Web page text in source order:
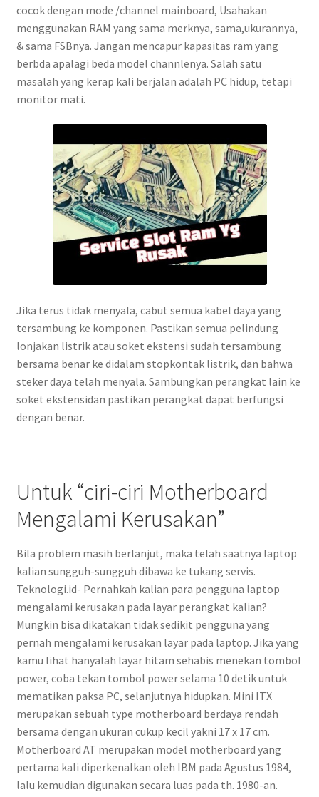
cocok dengan mode /channel mainboard, Usahakan
menggunakan RAM yang sama merknya, sama,ukurannya,
& sama FSBnya. Jangan mencapur kapasitas ram yang
berbda apalagi beda model channlenya. Salah satu
masalah yang kerap kali berjalan adalah PC hidup, tetapi
monitor mati.
Jika terus tidak menyala, cabut semua kabel daya yang
tersambung ke komponen. Pastikan semua pelindung
lonjakan listrik atau soket ekstensi sudah tersambung
bersama benar ke didalam stopkontak listrik, dan bahwa
steker daya telah menyala. Sambungkan perangkat lain ke
soket ekstensidan pastikan perangkat dapat berfungsi
dengan benar.
Untuk “ciri-ciri Motherboard
Mengalami Kerusakan”
Bila problem masih berlanjut, maka telah saatnya laptop
kalian sungguh-sungguh dibawa ke tukang servis.
Teknologi.id- Pernahkah kalian para pengguna laptop
mengalami kerusakan pada layar perangkat kalian?
Mungkin bisa dikatakan tidak sedikit pengguna yang
pernah mengalami kerusakan layar pada laptop. Jika yang
kamu lihat hanyalah layar hitam sehabis menekan tombol
power, coba tekan tombol power selama 10 detik untuk
mematikan paksa PC, selanjutnya hidupkan. Mini ITX
merupakan sebuah type motherboard berdaya rendah
bersama dengan ukuran cukup kecil yakni 17 x 17 cm.
Motherboard AT merupakan model motherboard yang
pertama kali diperkenalkan oleh IBM pada Agustus 1984,
lalu kemudian digunakan secara luas pada th. 1980-an.